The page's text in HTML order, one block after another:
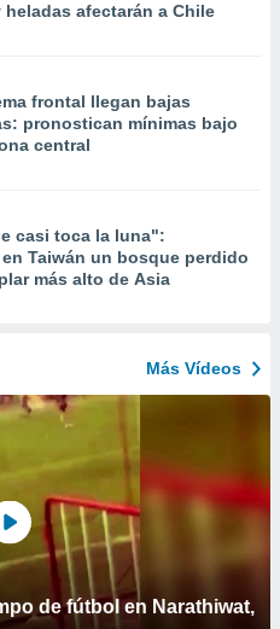
afectarán a Chile
frontal llegan bajas
pronostican mínimas bajo
central
casi toca la luna":
Taiwán un bosque perdido
más alto de Asia
Más Vídeos
de fútbol en Narathiwat,